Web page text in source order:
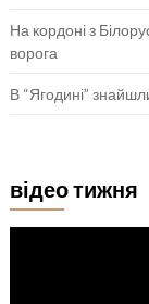
На кордоні з
ворога
В “Ягодині”
відео тижня